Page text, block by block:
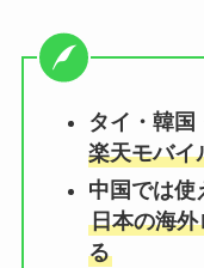
タイ・韓国
楽天モバイ
中国では使
日本の海外
る